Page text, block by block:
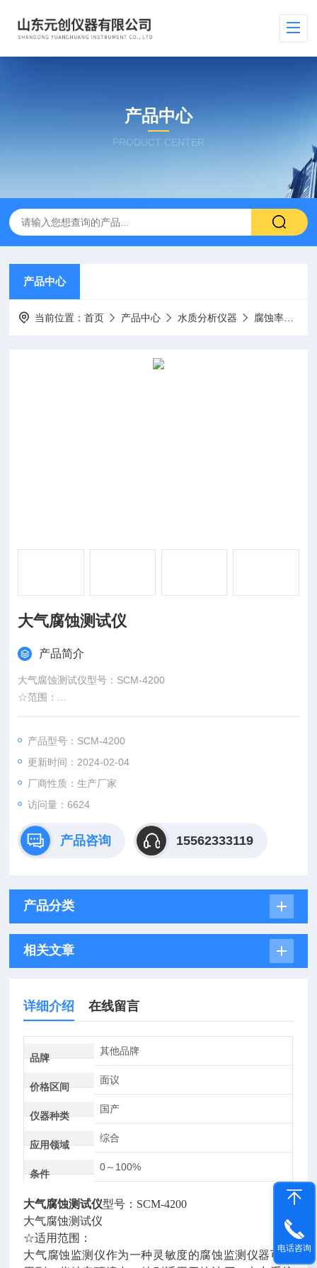
产品中心
PRODUCT CENTER
产品中心
当前位置：首页 产品中心 水质分析仪器 腐蚀率仪
大气腐蚀测试仪
产品简介
大气腐蚀测试仪型号：SCM-4200
☆范围：
大气腐蚀监测仪作为一种高灵敏度的腐蚀监测仪器可应用到一些
控制室、计算机房、博物馆以及净化间等领域的环境腐蚀性监
测。
产品型号：SCM-4200
更新时间：2024-02-04
厂商性质：生产厂家
访问量：6624
产品咨询 15562333119
产品分类
相关文章
详细介绍 在线留言
品牌
其他品牌
价格区间
面议
仪器种类
国产
应用领域
综合
条件
0～100%
大气腐蚀测试仪型号：SCM-4200
大气腐蚀测试仪
☆适用范围：
大气腐蚀监测仪作为一种灵敏度的腐蚀监测仪器可应
电话咨询